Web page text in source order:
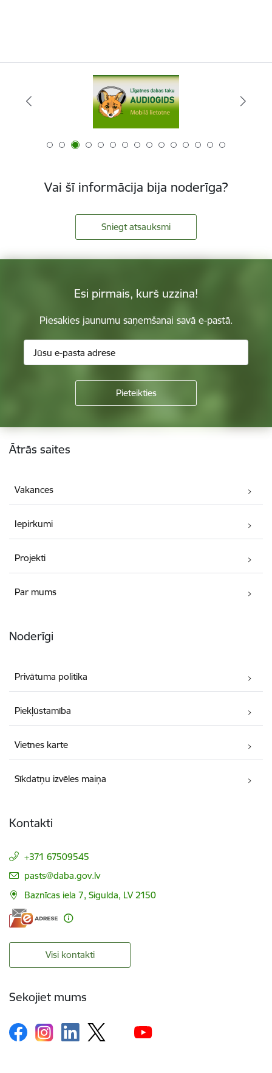
Vai šī informācija bija noderīga?
Sniegt atsauksmi
Esi pirmais, kurš uzzina!
Piesakies jaunumu saņemšanai savā e-pastā.
Kājene
Ātrās saites
Vakances
Iepirkumi
Projekti
Par mums
Noderīgi
Privātuma politika
Piekļūstamība
Vietnes karte
Sīkdatņu izvēles maiņa
Kontakti
+371 67509545
E-pasts:
pasts@daba.gov.lv
Baznīcas iela 7, Sigulda, LV 2150
Visi kontakti
Sekojiet mums